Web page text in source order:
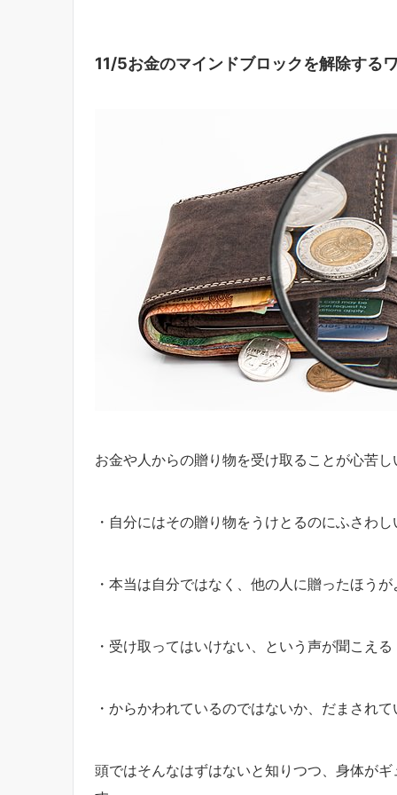
11/5お金のマインドブロックを解除する
お金や人からの贈り物を受け取ることが心苦
・自分にはその贈り物をうけとるのにふさわ
・本当は自分ではなく、他の人に贈ったほう
・受け取ってはいけない、という声が聞こえる
・からかわれているのではないか、だまされ
頭ではそんなはずはないと知りつつ、身体が